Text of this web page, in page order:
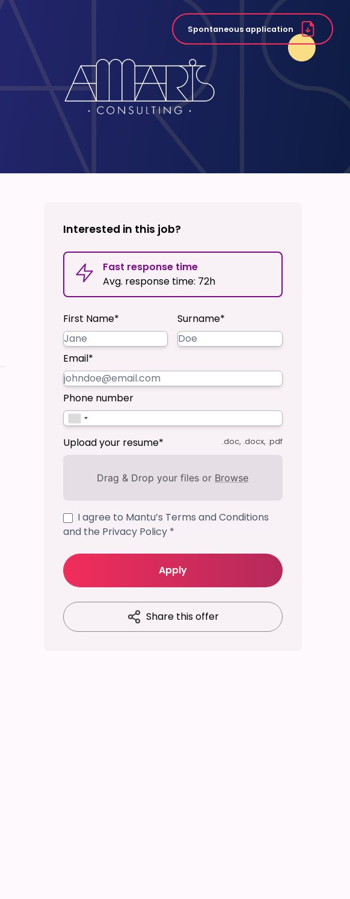
Spontaneous application
Interested in this job?
Fast response time
Avg. response time: 72h
First Name* Surname*
Email*
Phone number
Upload your resume* .doc, .docx, .pdf
Drag & Drop your files or Browse
I agree to Mantu’s Terms and Conditions
and the Privacy Policy *
Apply
Share this offer